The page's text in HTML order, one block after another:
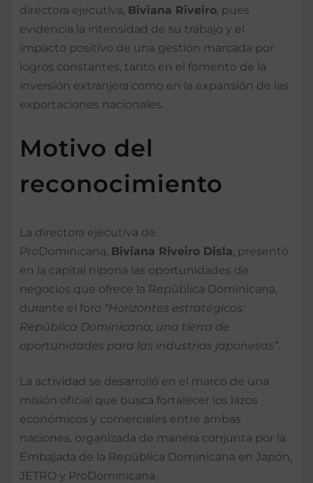
directora ejecutiva, Biviana Riveiro , pues
evidencia la intensidad de su trabajo y el
impacto positivo de una gestión marcada por
logros constantes, tanto en el fomento de la
inversión extranjera como en la expansión de las
exportaciones nacionales.
Motivo del
reconocimiento
La directora ejecutiva de
ProDominicana, Biviana Riveiro Disla , presentó
en la capital nipona las oportunidades de
negocios que ofrece la República Dominicana,
durante el foro “Horizontes estratégicos:
República Dominicana, una tierra de
oportunidades para las industrias japonesas”
La actividad se desarrolló en el marco de una
misión oficial que busca fortalecer los lazos
económicos y comerciales entre ambas
naciones, organizada de manera conjunta por la
Embajada de la República Dominicana en Japón,
JETRO y ProDominicana.